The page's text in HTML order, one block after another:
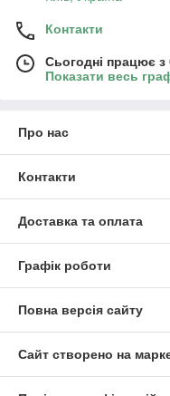
Контакти
Сьогодні працює з
Показати весь
Про нас
Контакти
Доставка та оплата
Графік роботи
Повна версія сайту
Сайт створено на